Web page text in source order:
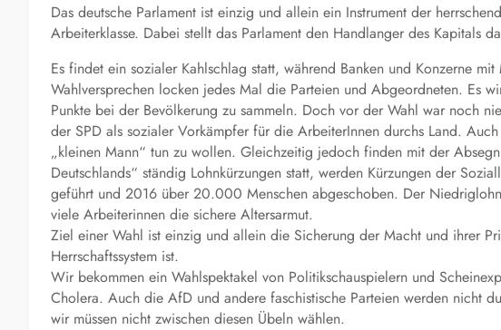
Das deutsche Parlament ist einzig und allein ein Instrument der
Arbeiterklasse. Dabei stellt das Parlament den Handlanger des Kapitals
Es findet ein sozialer Kahlschlag statt, während Banken und Konzerne
Wahlversprechen locken jedes Mal die Parteien und Abgeordneten. Es
Punkte bei der Bevölkerung zu sammeln. Doch vor der Wahl war noch
der SPD als sozialer Vorkämpfer für die ArbeiterInnen durchs Land.
„kleinen Mann“ tun zu wollen. Gleichzeitig jedoch finden mit der
Deutschlands“ ständig Lohnkürzungen statt, werden Kürzungen der
geführt und 2016 über 20.000 Menschen abgeschoben. Der
viele Arbeiterinnen die sichere Altersarmut.
Ziel einer Wahl ist einzig und allein die Sicherung der Macht und ihrer
Herrschaftssystem ist.
Wir bekommen ein Wahlspektakel von Politikschauspielern und
Cholera. Auch die AfD und andere faschistische Parteien werden nicht
wir müssen nicht zwischen diesen Übeln wählen.